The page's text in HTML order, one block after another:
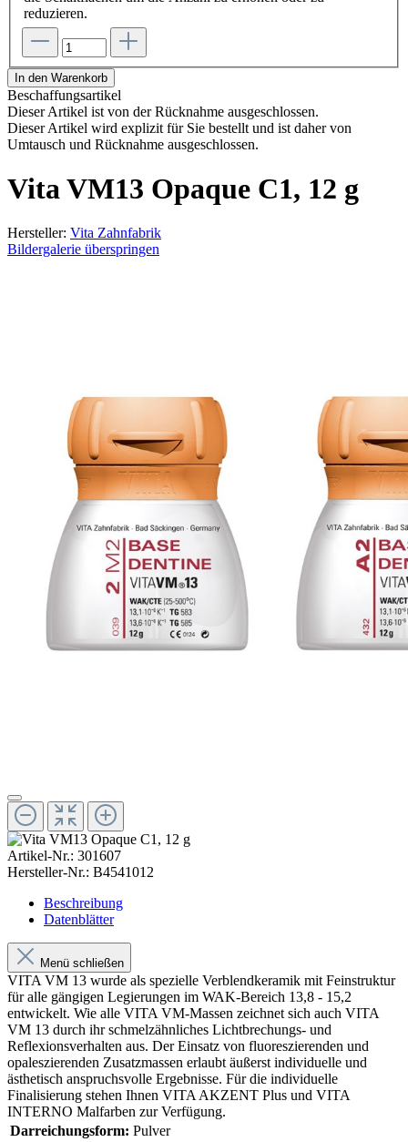
reduzieren.
In den Warenkorb
Beschaffungsartikel
Dieser Artikel ist von der Rücknahme ausgeschlossen.
Dieser Artikel wird explizit für Sie bestellt und ist daher von
Umtausch und Rücknahme ausgeschlossen.
Vita VM13 Opaque C1, 12 g
Hersteller: Vita Zahnfabrik
Bildergalerie überspringen
Artikel-Nr.: 301607
Hersteller-Nr.: B4541012
Beschreibung
Datenblätter
Menü schließen
VITA VM 13 wurde als spezielle Verblendkeramik mit Feinstruktur
für alle gängigen Legierungen im WAK-Bereich 13,8 - 15,2
entwickelt. Wie alle VITA VM-Massen zeichnet sich auch VITA
VM 13 durch ihr schmelzähnliches Lichtbrechungs- und
Reflexionsverhalten aus. Der Einsatz von fluoreszierenden und
opaleszierenden Zusatzmassen erlaubt äußerst individuelle und
ästhetisch anspruchsvolle Ergebnisse. Für die individuelle
Finalisierung stehen Ihnen VITA AKZENT Plus und VITA
INTERNO Malfarben zur Verfügung.
Darreichungsform: Pulver